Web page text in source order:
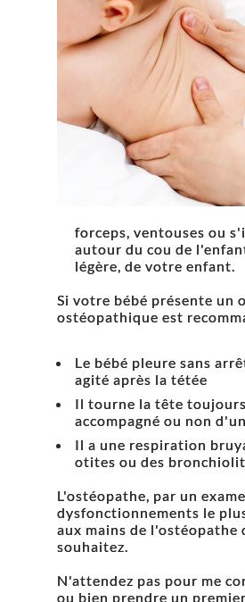
forceps, ventouses ou
autour du cou de
légère, de votre enfant.
Si votre bébé présente un
ostéopathique est
Le bébé pleure sans
agité après la tétée
Il tourne la tête toujours
accompagné ou non
Il a une respiration
otites ou des
L'ostéopathe, par un
dysfonctionnements le
aux mains de
souhaitez.
N'attendez pas pour me
ou bien prendre un